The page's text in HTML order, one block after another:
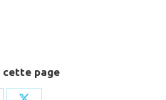
cette page